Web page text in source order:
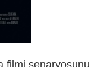
filmi senaryosunu